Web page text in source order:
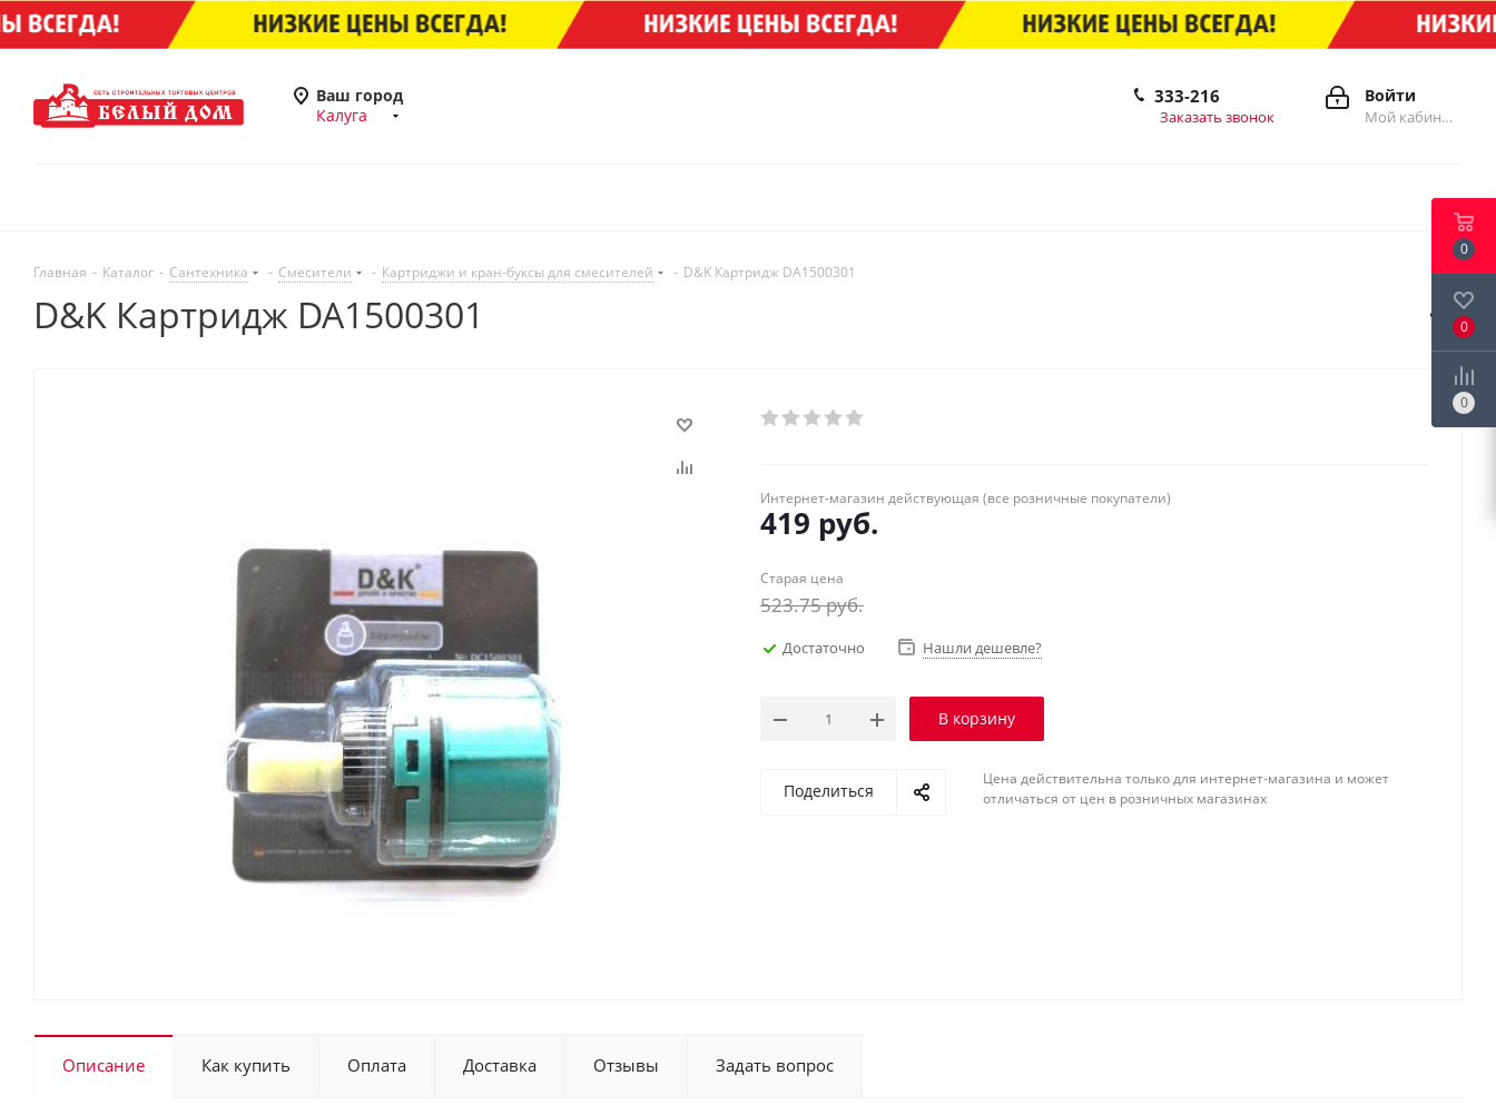
Ваш город
Калуга
Войти
Мой кабинет
333-216
Заказать звонок
Главная - Каталог - Сантехника - Смесители - Картриджи и кран-буксы для смесителей - D&K Картридж DA1500301
D&K Картридж DA1500301
Интернет-магазин действующая (все розничные покупатели)
419 руб.
Старая цена
523.75руб.
Достаточно Нашли дешевле?
В корзину
Поделиться
Цена действительна только для интернет-магазина и может
отличаться от цен в розничных магазинах
Описание Как купить Оплата Доставка Отзывы Задать вопрос
0
0
0